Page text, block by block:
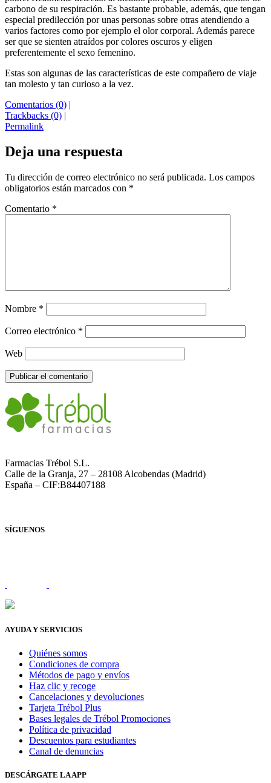
carbono de su respiración. Es bastante probable, además, que tengan
especial predilección por unas personas sobre otras atendiendo a
varios factores como por ejemplo el olor corporal. Además parece
ser que se sienten atraídos por colores oscuros y eligen
preferentemente el sexo femenino.
Estas son algunas de las características de este compañero de viaje
tan molesto y tan curioso a la vez.
Comentarios (0) |
Trackbacks (0) |
Permalink
Deja una respuesta
Tu dirección de correo electrónico no será publicada. Los campos
obligatorios están marcados con *
Comentario *
Nombre *
Correo electrónico *
Web
Farmacias Trébol S.L.
Calle de la Granja, 27 – 28108 Alcobendas (Madrid)
España – CIF:B84407188
SÍGUENOS
AYUDA Y SERVICIOS
Quiénes somos
Condiciones de compra
Métodos de pago y envíos
Haz clic y recoge
Cancelaciones y devoluciones
Tarjeta Trébol Plus
Bases legales de Trébol Promociones
Política de privacidad
Descuentos para estudiantes
Canal de denuncias
DESCÁRGATE LA APP